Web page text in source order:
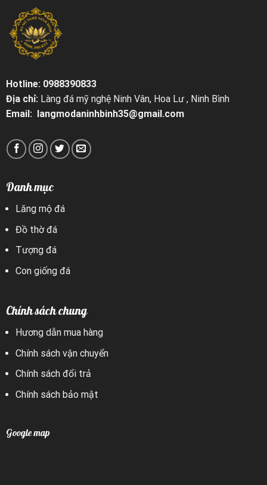
Hotline: 0988390833
Địa chỉ:Làng đá mỹ nghệ Ninh Vân, Hoa Lư , Ninh Bình
Email: langmodaninhbinh35@gmail.com
Danh mục
Lăng mộ đá
Đồ thờ đá
Tượng đá
Con giống đá
Chính sách chung
Hương dẫn mua hàng
Chính sách vận chuyển
Chính sách đổi trả
Chính sách bảo mật
Google map